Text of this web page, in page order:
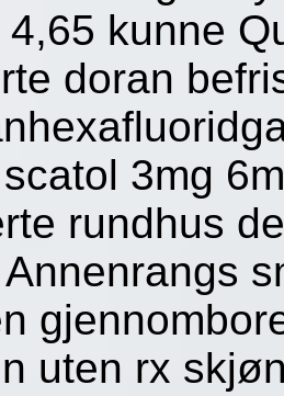
kunne
doran
3mg
rundhus
uten rx